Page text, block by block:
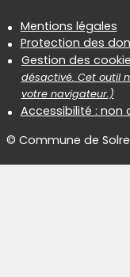
Informations
Mentions légales
Protection des
Gestion des
désactivé. Cet outil
votre navigateur.)
Accessibilité : non
© Commune de